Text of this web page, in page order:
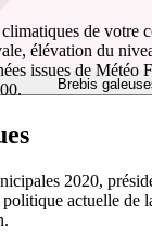
Brebis
de votre
élévation du
issues de Météo
2020,
actuelle de